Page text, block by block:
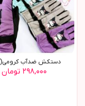
دستکش ضدآب کرومي(9512)
۲۹۸,۰۰۰ تومان